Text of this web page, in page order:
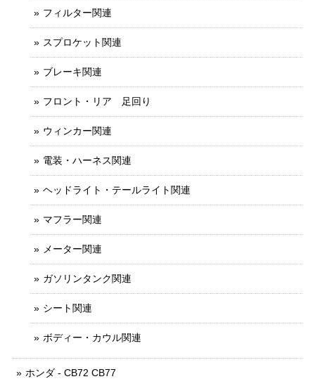
フィルター関連
スプロケット関連
ブレーキ関連
フロント・リア 足回り
ウィンカー関連
電装・ハーネス関連
ヘッドライト・テールライト関連
マフラー関連
メーター関連
ガソリンタンク関連
シート関連
ボディー・カウル関連
ホンダ - CB72 CB77